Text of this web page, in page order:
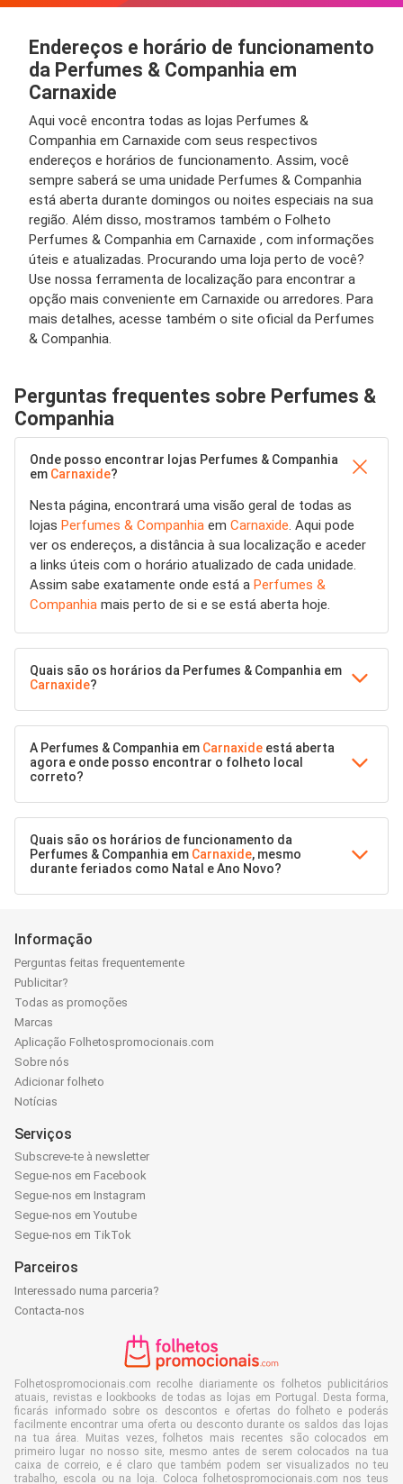
Endereços e horário de funcionamento
da Perfumes & Companhia em
Carnaxide
Aqui você encontra todas as lojas Perfumes &
Companhia em Carnaxide com seus respectivos
endereços e horários de funcionamento. Assim, você
sempre saberá se uma unidade Perfumes & Companhia
está aberta durante domingos ou noites especiais na sua
região. Além disso, mostramos também o Folheto
Perfumes & Companhia em Carnaxide , com informações
úteis e atualizadas. Procurando uma loja perto de você?
Use nossa ferramenta de localização para encontrar a
opção mais conveniente em Carnaxide ou arredores. Para
mais detalhes, acesse também o site oficial da Perfumes
& Companhia.
Perguntas frequentes sobre Perfumes &
Companhia
Onde posso encontrar lojas Perfumes & Companhia
em Carnaxide?
Nesta página, encontrará uma visão geral de todas as
lojas Perfumes & Companhia em Carnaxide. Aqui pode
ver os endereços, a distância à sua localização e aceder
a links úteis com o horário atualizado de cada unidade.
Assim sabe exatamente onde está a Perfumes &
Companhia mais perto de si e se está aberta hoje.
Quais são os horários da Perfumes & Companhia em
Carnaxide?
A Perfumes & Companhia em Carnaxide está aberta
agora e onde posso encontrar o folheto local
correto?
Quais são os horários de funcionamento da
Perfumes & Companhia em Carnaxide, mesmo
durante feriados como Natal e Ano Novo?
Informação
Perguntas feitas frequentemente
Publicitar?
Todas as promoções
Marcas
Aplicação Folhetospromocionais.com
Sobre nós
Adicionar folheto
Notícias
Serviços
Subscreve-te à newsletter
Segue-nos em Facebook
Segue-nos em Instagram
Segue-nos em Youtube
Segue-nos em TikTok
Parceiros
Interessado numa parceria?
Contacta-nos
Folhetospromocionais.com recolhe diariamente os folhetos publicitários
atuais, revistas e lookbooks de todas as lojas em Portugal. Desta forma,
ficarás informado sobre os descontos e ofertas do folheto e poderás
facilmente encontrar uma oferta ou desconto durante os saldos das lojas
na tua área. Muitas vezes, folhetos mais recentes são colocados em
primeiro lugar no nosso site, mesmo antes de serem colocados na tua
caixa de correio, e é claro que também podem ser visualizados no teu
trabalho, escola ou na loja. Coloca folhetospromocionais.com nos teus